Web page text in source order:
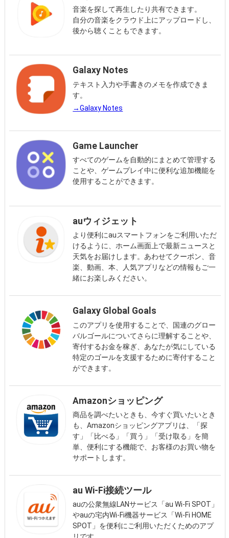
音楽を探して再生したり共有できます。
自分の音楽をクラウド上にアップロードし、
後から聴くこともできます。
Galaxy Notes
テキスト入力や手書きのメモを作成できま
す。
→Galaxy Notes
Game Launcher
すべてのゲームを自動的にまとめて管理する
ことや、ゲームプレイ中に便利な追加機能を
使用することができます。
auウィジェット
より便利にauスマートフォンをご利用いただ
けるように、ホーム画面上で最新ニュースと
天気をお届けします。あわせてクーポン、音
楽、動画、本、人気アプリなどの情報もご一
緒にお楽しみください。
Galaxy Global Goals
このアプリを使用することで、国連のグロー
バルゴールについてさらに理解することや、
寄付するお金を稼ぎ、あなたが気にしている
特定のゴールを支援するために寄付すること
ができます。
Amazonショッピング
商品を調べたいときも、今すぐ買いたいとき
も、Amazonショッピングアプリは、「探
す」「比べる」「買う」「受け取る」を簡
単、便利にする機能で、お客様のお買い物を
サポートします。
au Wi-Fi接続ツール
auの公衆無線LANサービス「au Wi-Fi SPOT」
やauの宅内Wi-Fi機器サービス「Wi-Fi HOME
SPOT」を便利にご利用いただくためのアプ